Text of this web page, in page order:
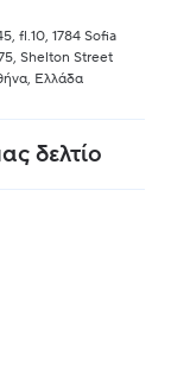
fl.10, 1784 Sofia
Shelton Street
Ελλάδα
δελτίο